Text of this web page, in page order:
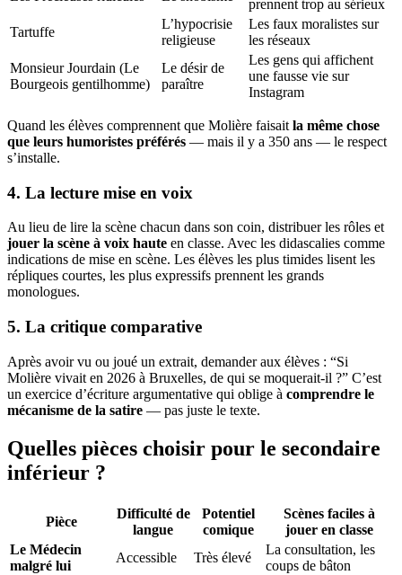
prennent trop au sérieux
Tartuffe
L’hypocrisie
religieuse
Les faux moralistes sur
les réseaux
Monsieur Jourdain (Le
Bourgeois gentilhomme)
Le désir de
paraître
Les gens qui affichent
une fausse vie sur
Instagram
Quand les élèves comprennent que Molière faisait la même chose
que leurs humoristes préférés — mais il y a 350 ans — le respect
s’installe.
4. La lecture mise en voix
Au lieu de lire la scène chacun dans son coin, distribuer les rôles et
jouer la scène à voix haute en classe. Avec les didascalies comme
indications de mise en scène. Les élèves les plus timides lisent les
répliques courtes, les plus expressifs prennent les grands
monologues.
5. La critique comparative
Après avoir vu ou joué un extrait, demander aux élèves : “Si
Molière vivait en 2026 à Bruxelles, de qui se moquerait-il ?” C’est
un exercice d’écriture argumentative qui oblige à comprendre le
mécanisme de la satire — pas juste le texte.
Quelles pièces choisir pour le secondaire
inférieur ?
Pièce
Difficulté de
langue
Potentiel
comique
Scènes faciles à
jouer en classe
Le Médecin
malgré lui
Accessible Très élevé
La consultation, les
coups de bâton